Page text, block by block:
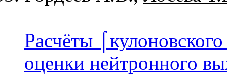
Расчёты
оценки нейтронного